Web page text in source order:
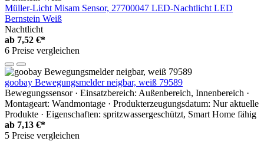
Müller-Licht Misam Sensor, 27700047 LED-Nachtlicht LED
Bernstein Weiß
Nachtlicht
ab 7,52 €*
6 Preise vergleichen
goobay Bewegungsmelder neigbar, weiß 79589
Bewegungssensor · Einsatzbereich: Außenbereich, Innenbereich ·
Montageart: Wandmontage · Produkterzeugungsdatum: Nur aktuelle
Produkte · Eigenschaften: spritzwassergeschützt, Smart Home fähig
ab 7,13 €*
5 Preise vergleichen